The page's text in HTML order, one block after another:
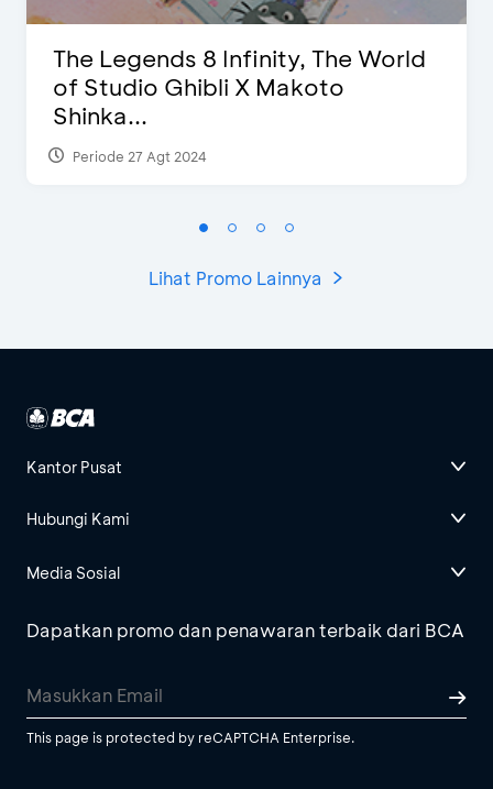
The Legends 8 Infinity, The World
of Studio Ghibli X Makoto
Shinka...
Periode 27 Agt 2024
Lihat Promo Lainnya
Kantor Pusat
Hubungi Kami
Media Sosial
Dapatkan promo dan penawaran terbaik dari BCA
This page is protected by reCAPTCHA Enterprise.